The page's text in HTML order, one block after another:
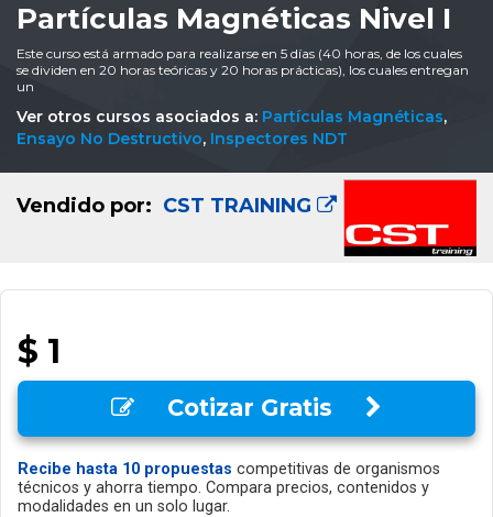
Partículas Magnéticas Nivel I
Este curso está armado para realizarse en 5 días (40 horas, de los cuales
se dividen en 20 horas teóricas y 20 horas prácticas), los cuales entregan
un
Ver otros cursos asociados a: Partículas Magnéticas,
Ensayo No Destructivo, Inspectores NDT
Vendido por: CST TRAINING
$ 1
Cotizar Gratis
Recibe hasta 10 propuestas competitivas de organismos
técnicos y ahorra tiempo. Compara precios, contenidos y
modalidades en un solo lugar.